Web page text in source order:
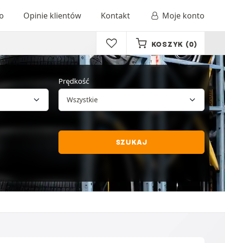
Opinie klientów Kontakt Moje konto
KOSZYK (0)
Prędkość
SZUKAJ